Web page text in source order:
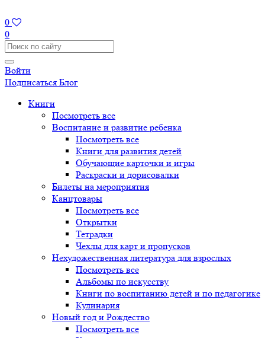
0
0
Войти
Подписаться Блог
Книги
Посмотреть все
Воспитание и развитие ребенка
Посмотреть все
Книги для развития детей
Обучающие карточки и игры
Раскраски и дорисовалки
Билеты на мероприятия
Канцтовары
Посмотреть все
Открытки
Тетрадки
Чехлы для карт и пропусков
Нехудожественная литература для взрослых
Посмотреть все
Альбомы по искусству
Книги по воспитанию детей и по педагогике
Кулинария
Новый год и Рождество
Посмотреть все